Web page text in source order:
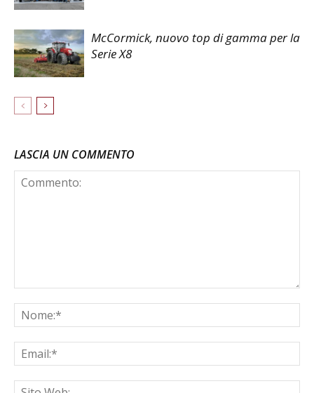
McCormick, nuovo top di gamma per la
Serie X8
LASCIA UN COMMENTO